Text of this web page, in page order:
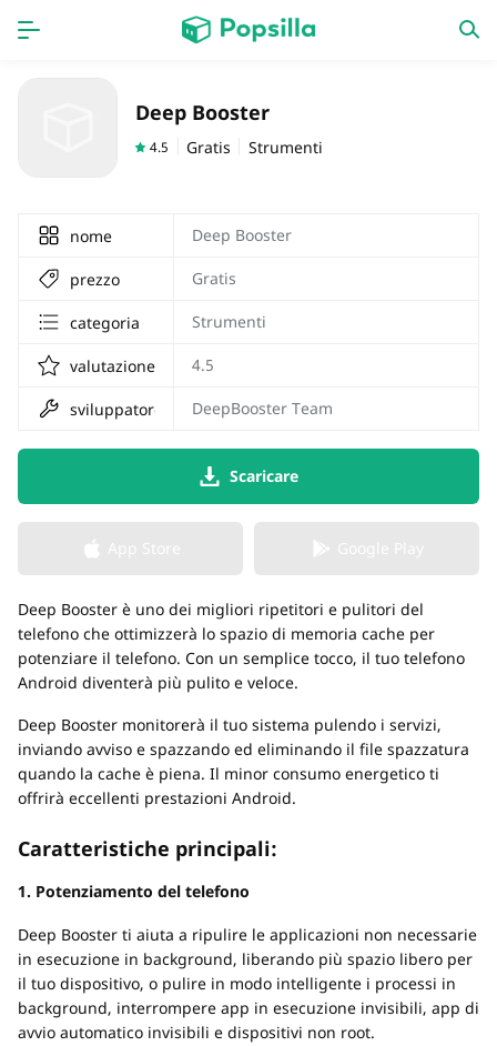
nuove uscite
Deep Booster
4.5 Gratis Strumenti
nome Deep Booster
prezzo Gratis
categoria Strumenti
valutazione 4.5
sviluppatore DeepBooster Team
Scaricare
Deep Booster è uno dei migliori ripetitori e pulitori del
telefono che ottimizzerà lo spazio di memoria cache per
potenziare il telefono. Con un semplice tocco, il tuo telefono
Android diventerà più pulito e veloce.
Deep Booster monitorerà il tuo sistema pulendo i servizi,
inviando avviso e spazzando ed eliminando il file spazzatura
quando la cache è piena. Il minor consumo energetico ti
offrirà eccellenti prestazioni Android.
Caratteristiche principali:
1. Potenziamento del telefono
Deep Booster ti aiuta a ripulire le applicazioni non necessarie
in esecuzione in background, liberando più spazio libero per
il tuo dispositivo, o pulire in modo intelligente i processi in
background, interrompere app in esecuzione invisibili, app di
avvio automatico invisibili e dispositivi non root.